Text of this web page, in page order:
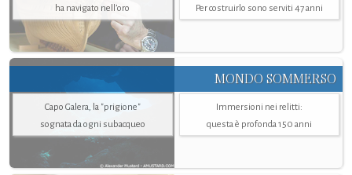
ha navigato nell’oro
Per costruirlo sono serviti 47 anni
MONDO SOMMERSO
Capo Galera, la "prigione"
sognata da ogni subacqueo
Immersioni nei relitti:
questa è profonda 150 anni